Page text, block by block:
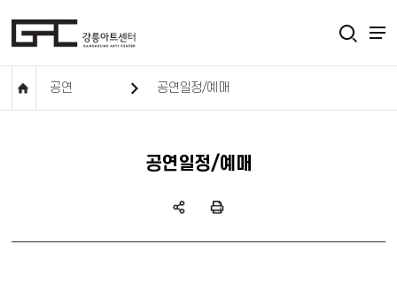
공연 공연일정/예매
공연일정/예매